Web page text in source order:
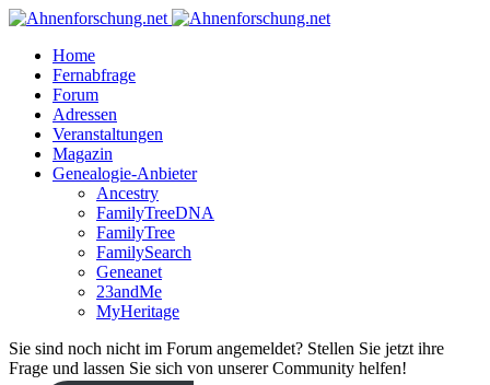
Home
Fernabfrage
Forum
Adressen
Veranstaltungen
Magazin
Genealogie-Anbieter
Ancestry
FamilyTreeDNA
FamilyTree
FamilySearch
Geneanet
23andMe
MyHeritage
Sie sind noch nicht im Forum angemeldet? Stellen Sie jetzt ihre
Frage und lassen Sie sich von unserer Community helfen!